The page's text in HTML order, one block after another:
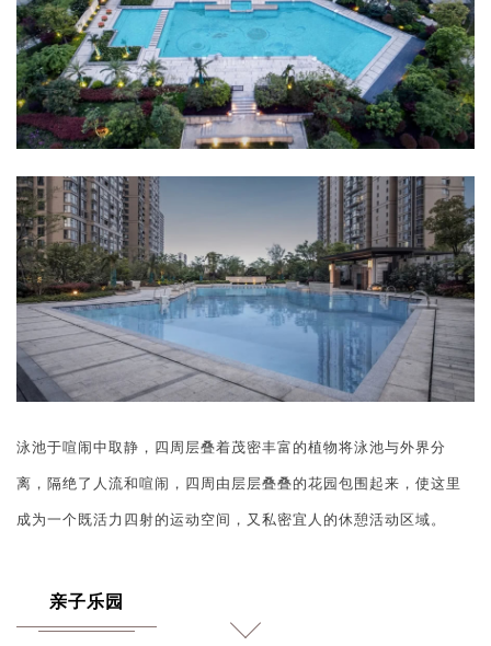
泳池于喧闹中取静，四周层叠着茂密丰富的植物将泳池与外界分
离，隔绝了人流和喧闹，四周由层层叠叠的花园包围起来，使这里
成为一个既活力四射的运动空间，又私密宜人的休憩活动区域。
亲子乐园